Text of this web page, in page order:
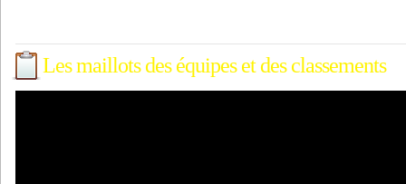
Les maillots des équipes et des classements